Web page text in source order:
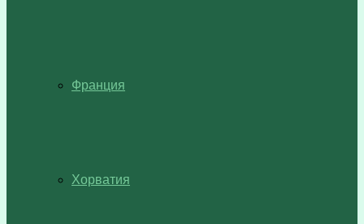
Франция
Хорватия